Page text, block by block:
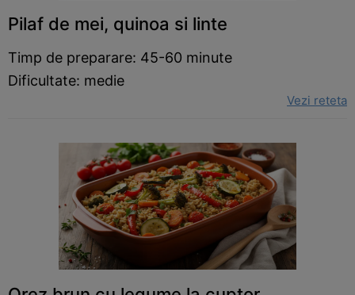
Pilaf de mei, quinoa si linte
Timp de preparare: 45-60 minute
Dificultate: medie
Vezi reteta